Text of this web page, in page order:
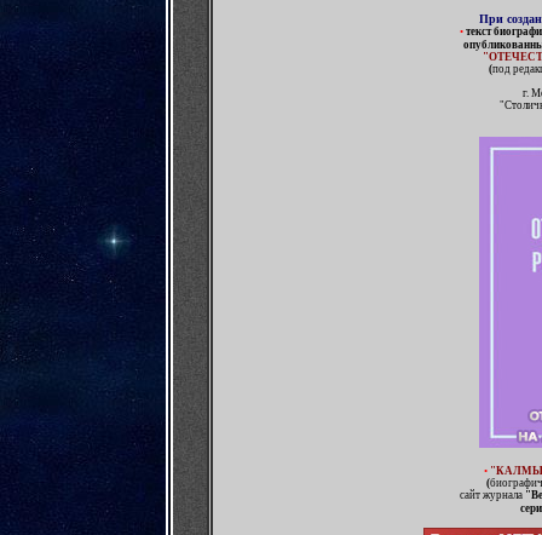
При
• текст
(под
г.
•
(
сайт журнала